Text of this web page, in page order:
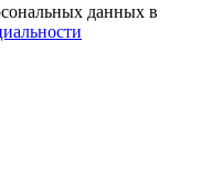
данных в